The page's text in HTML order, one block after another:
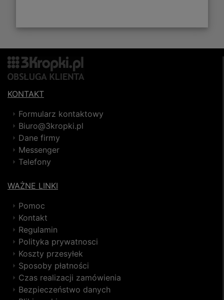
KONTAKT
Formularz kontaktowy
Biuro@3kropki.pl
Dane firmy
Messenger
Telefony
WAŻNE LINKI
Pomoc
Kontakt
Regulamin
Polityka prywatnosci
Koszty przesyłek
Sposoby płatności
Czas realizacji zamówienia
Bezpieczeństwo danych